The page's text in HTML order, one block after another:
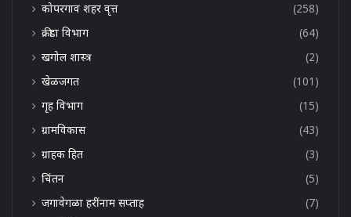
कोपरगाव शहर वृत्त
(258)
क्रीडा विभाग
(64)
खगोल शास्त्र
(2)
खेळजगत
(101)
गृह विभाग
(15)
ग्रामविकास
(43)
ग्राहक हित
(3)
चिंतन
(5)
जगावेगळा हरींनाम सप्ताह
(7)